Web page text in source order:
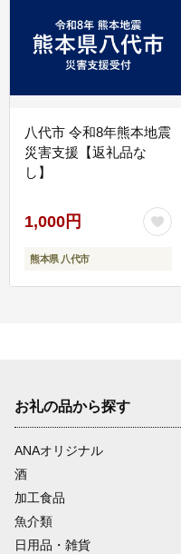
八代市 令和8年熊本地震
災害支援【返礼品な
し】
1,000円
熊本県 八代市
お礼の品から探す
ANAオリジナル
酒
加工食品
魚介類
日用品・雑貨